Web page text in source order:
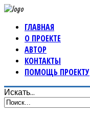
ГЛАВНАЯ
О ПРОЕКТЕ
АВТОР
КОНТАКТЫ
ПОМОЩЬ ПРОЕКТУ
Искать...